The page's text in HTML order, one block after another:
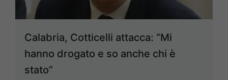
Calabria, Cotticelli attacca: “Mi
hanno drogato e so anche chi è
stato”